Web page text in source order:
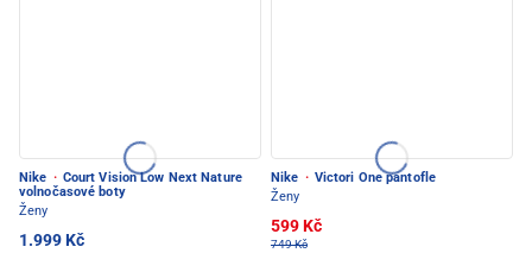
Nike · Court Vision Low Next Nature
volnočasové boty
Ženy
1.999 Kč
Nike · Victori One pantofle
Ženy
599 Kč
749 Kč